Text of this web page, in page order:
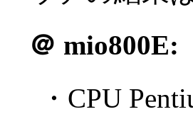
＠ mio800E:
・CPU